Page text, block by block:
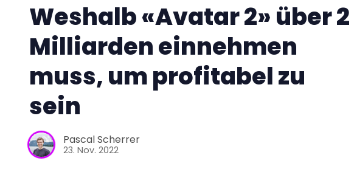
Weshalb «Avatar 2» über 2
Milliarden einnehmen
muss, um profitabel zu
sein
Pascal Scherrer
23. Nov. 2022